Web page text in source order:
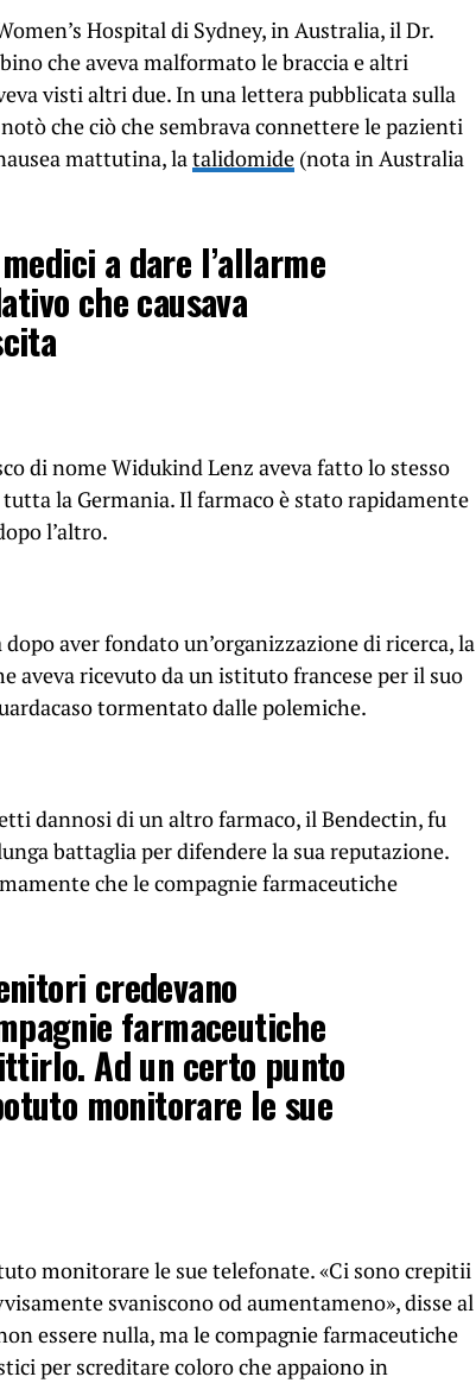
Hospital di Sydney, in Australia, il Dr.
che aveva malformato le braccia e altri
visti altri due. In una lettera pubblicata sulla
che ciò che sembrava connettere le pazienti
mattutina, latalidomide (nota in Australia
a dare l’allarme
che causava
di nome Widukind Lenz aveva fatto lo stesso
la Germania. Il farmaco è stato rapidamente
l’altro.
aver fondato un’organizzazione di ricerca, la
aveva ricevuto da un istituto francese per il suo
tormentato dalle polemiche.
dannosi di un altro farmaco, il Bendectin, fu
battaglia per difendere la sua reputazione.
che le compagnie farmaceutiche
credevano
farmaceutiche
Ad un certo punto
monitorare le sue
monitorare le sue telefonate. «Ci sono crepitii
svaniscono od aumentameno», disse al
essere nulla, ma le compagnie farmaceutiche
per screditare coloro che appaiono in